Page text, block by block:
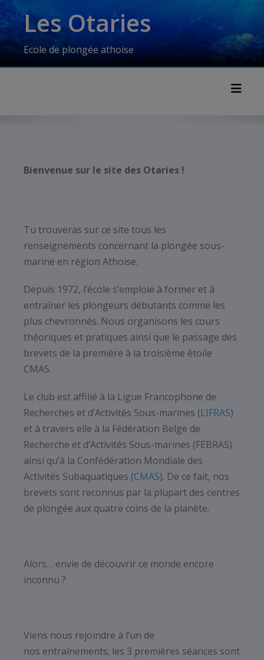
Skip
to
contentLes Otaries
Ecole de plongée athoise
Bienvenue sur le site des Otaries !
Tu trouveras sur ce site tous les
renseignements concernant la plongée sous-
marine en région Athoise.
Depuis 1972, l’école s’emploie à former et à
entraîner les plongeurs débutants comme les
plus chevronnés. Nous organisons les cours
théoriques et pratiques ainsi que le passage des
brevets de la première à la troisième étoile
CMAS.
Le club est affilié à la Ligue Francophone de
Recherches et d’Activités Sous-marines (LIFRAS)
et à travers elle à la Fédération Belge de
Recherche et d’Activités Sous-marines (FEBRAS)
ainsi qu’à la Confédération Mondiale des
Activités Subaquatiques (CMAS). De ce fait, nos
brevets sont reconnus par la plupart des centres
de plongée aux quatre coins de la planète.
Alors… envie de découvrir ce monde encore
inconnu ?
Viens nous rejoindre à l’un de
nos entraînements; les 3 premières séances sont